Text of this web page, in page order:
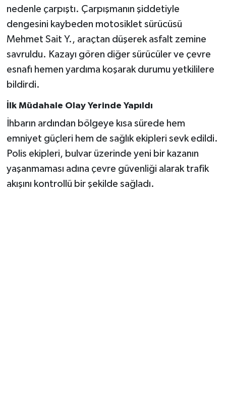
nedenle çarpıştı. Çarpışmanın şiddetiyle
dengesini kaybeden motosiklet sürücüsü
Mehmet Sait Y., araçtan düşerek asfalt zemine
savruldu. Kazayı gören diğer sürücüler ve çevre
esnafı hemen yardıma koşarak durumu yetkililere
bildirdi.
İlk Müdahale Olay Yerinde Yapıldı
İhbarın ardından bölgeye kısa sürede hem
emniyet güçleri hem de sağlık ekipleri sevk edildi.
Polis ekipleri, bulvar üzerinde yeni bir kazanın
yaşanmaması adına çevre güvenliği alarak trafik
akışını kontrollü bir şekilde sağladı.